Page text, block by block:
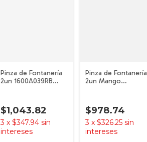
Pinza de Fontanería
2un 1600A039RB
$1,043.82
3 x $347.94 sin
intereses
Pinza de Fontanería
2un Mango
$978.74
3 x $326.25 sin
intereses